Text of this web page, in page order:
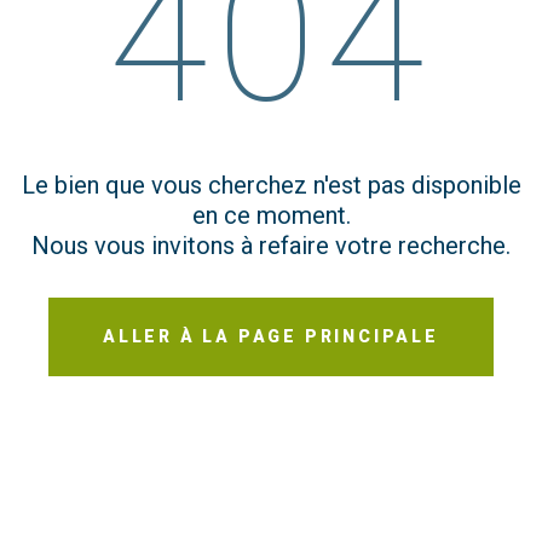
Le bien que vous cherchez n'est pas disponible
en ce moment.
Nous vous invitons à refaire votre recherche.
ALLER À LA PAGE PRINCIPALE